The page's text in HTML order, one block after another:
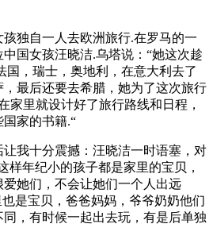
独自一人去欧洲旅行.在罗马的一
国女孩汪晓洁.乌塔说：“她这次趁
国，瑞士，奥地利，在意大利去了
最后还要去希腊，她为了这次旅行
家里就设计好了旅行路线和日程，
家的书籍.“
我十分震撼：汪晓洁一时语塞，对
样年纪小的孩子都是家里的宝贝，
她们，不会让她们一个人出远
是宝贝，爸爸妈妈，爷爷奶奶他们
，有时候一起出去玩，有是后单独